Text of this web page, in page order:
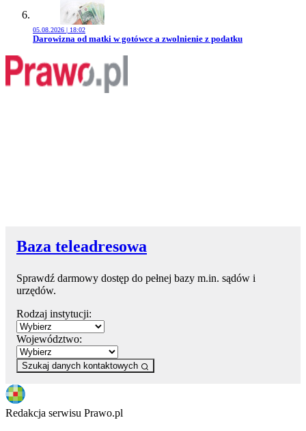
05.08.2026 | 18:02
Przejdź do artykułu:
Darowizna od matki w gotówce a zwolnienie z podatku
Baza teleadresowa
Sprawdź darmowy dostęp do pełnej bazy m.in. sądów i
urzędów.
Rodzaj instytucji:
Województwo:
Szukaj danych kontaktowych
Redakcja serwisu Prawo.pl